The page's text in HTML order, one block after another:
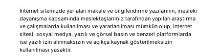
İnternet sitemizde yer alan makale ve bilgilendirme yazılarının, mesleki
dayanışma kapsamında meslektaşlarımız tarafından yapılan araştırma
ve çalışmalarda kullanılması ve yararlanılması mümkün olup; internet
sitesi, sosyal medya, yazılı ve görsel basın ve benzeri platformlarda
ise yazılı izin alınmaksızın ve açıkça kaynak gösterilmeksizin
kullanılması yasaktır.